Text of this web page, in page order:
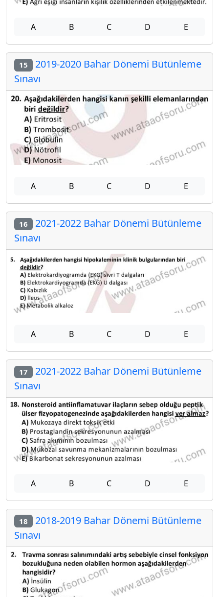
A B C D E
15 2019-2020 Bahar Dönemi Bütünleme
Sınavı
A B C D E
16 2021-2022 Bahar Dönemi Bütünleme
Sınavı
A B C D E
17 2021-2022 Bahar Dönemi Bütünleme
Sınavı
A B C D E
18 2018-2019 Bahar Dönemi Bütünleme
Sınavı